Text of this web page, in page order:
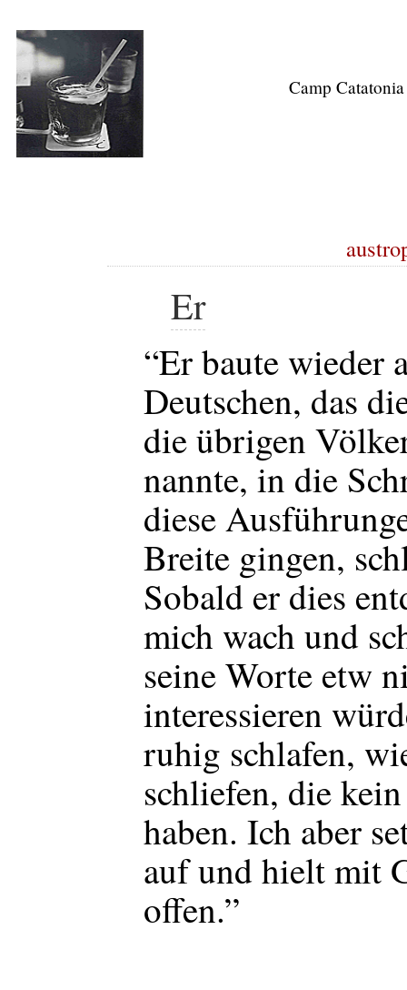
Camp Catatonia
Er
“Er baute wieder
Deutschen, das
die übrigen
nannte, in die
diese
Breite gingen,
Sobald er dies
mich wach und
seine Worte etw
interessieren
ruhig schlafen,
schliefen, die
haben. Ich aber
auf und hielt mit
offen.”